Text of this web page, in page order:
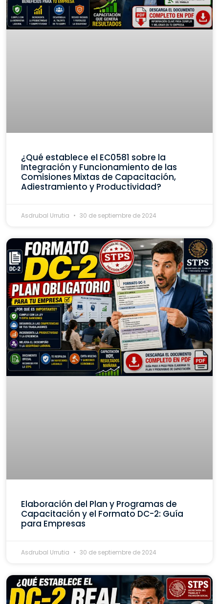
¿Qué establece el EC0581 sobre la
Integración y Funcionamiento de las
Comisiones Mixtas de Capacitación,
Adiestramiento y Productividad?
Asdrubal Urrutia 30 de septiembre de 2024
Elaboración del Plan y Programas de
Capacitación y el Formato DC-2: Guía
para Empresas
Asdrubal Urrutia 30 de septiembre de 2024